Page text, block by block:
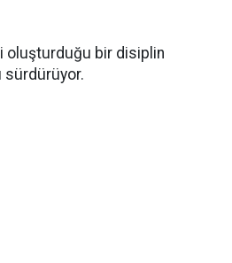
oluşturduğu bir disiplin
sürdürüyor.